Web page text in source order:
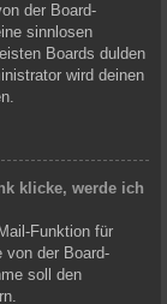
der Board-
sinnlosen
Boards dulden
wird deinen
klicke, werde ich
Funktion für
von der Board-
soll den